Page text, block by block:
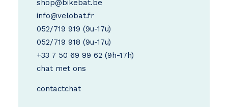
shop@bikebat.be
info@velobat.fr
052/719 919 (9u-17u)
052/719 918 (9u-17u)
+33 7 50 69 99 62 (9h-17h)
chat met ons
contactchat